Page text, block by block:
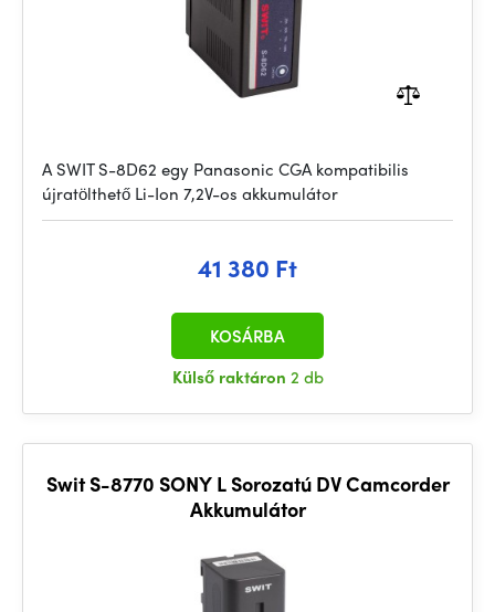
A SWIT S-8D62 egy Panasonic CGA kompatibilis
újratölthető Li-Ion 7,2V-os akkumulátor
41 380 Ft
Külső raktáron 2 db
KOSÁRBA
Swit S-8770 SONY L Sorozatú DV Camcorder
Akkumulátor